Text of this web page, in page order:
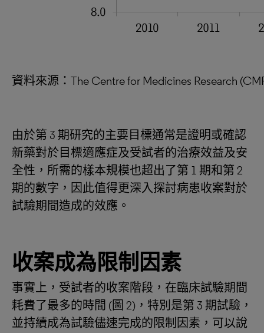
資料來源：The Centre for Medicines Research
由於第 3 期研究的主要目標通常是證明或確認
新藥對於目標適應症及受試者的治療效益及安
全性，所需的樣本規模也超出了第 1 期和第 2
期的數字，因此值得更深入探討病患收案對於
試驗期間造成的效應。
收案成為限制因素
事實上，受試者的收案階段，在臨床試驗期間
耗費了最多的時間 (圖 2)，特別是第 3 期試驗，
並持續成為試驗儘速完成的限制因素，可以說